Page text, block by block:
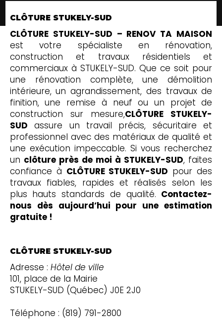
CLÔTURE STUKELY-SUD
CLÔTURE STUKELY-SUD – RENOV TA MAISON
est votre spécialiste en rénovation,
construction et travaux résidentiels et
commerciaux à STUKELY-SUD. Que ce soit pour
une rénovation complète, une démolition
intérieure, un agrandissement, des travaux de
finition, une remise à neuf ou un projet de
construction sur mesure,CLÔTURE STUKELY-
SUD assure un travail précis, sécuritaire et
professionnel avec des matériaux de qualité et
une exécution impeccable. Si vous recherchez
un clôture près de moi à STUKELY-SUD, faites
confiance à CLÔTURE STUKELY-SUD pour des
travaux fiables, rapides et réalisés selon les
plus hauts standards de qualité. Contactez-
nous dès aujourd’hui pour une estimation
gratuite !
CLÔTURE STUKELY-SUD
Adresse : Hôtel de ville
101, place de la Mairie
STUKELY-SUD (Québec) J0E 2J0
Téléphone : (819) 791-2800